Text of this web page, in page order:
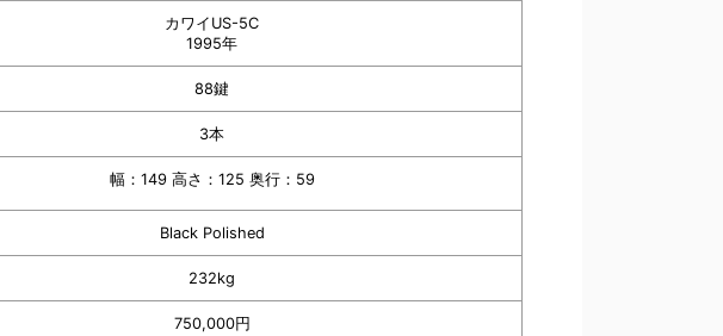
カワイUS-5C
1995年
88鍵
3本
幅：149 高さ：125 奥行：59
Black Polished
232kg
750,000円